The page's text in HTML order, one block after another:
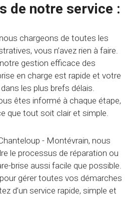
de notre service :
chargeons de toutes les
vous n’avez rien à faire.
gestion efficace des
en charge est rapide et votre
les plus brefs délais.
êtes informé à chaque étape,
que tout soit clair et simple.
- Montévrain, nous
le processus de réparation ou
brise aussi facile que possible.
gérer toutes vos démarches
d’un service rapide, simple et